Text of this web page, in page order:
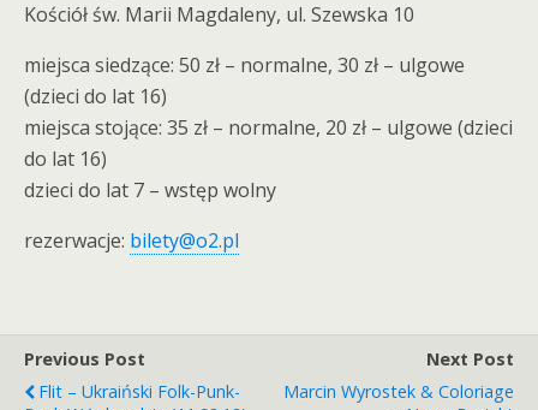
Kościół św. Marii Magdaleny, ul. Szewska 10
miejsca siedzące: 50 zł – normalne, 30 zł – ulgowe
(dzieci do lat 16)
miejsca stojące: 35 zł – normalne, 20 zł – ulgowe (dzieci
do lat 16)
dzieci do lat 7 – wstęp wolny
rezerwacje: bilety@o2.pl
Previous Post
Flit – Ukraiński Folk-Punk-
Next Post
Marcin Wyrostek & Coloriage